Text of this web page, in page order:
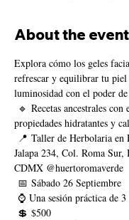
About the event
Explora cómo los geles
refrescar y equilibrar tu
luminosidad con el poder
🔹 Recetas ancestrales
propiedades hidratantes y
📍 Taller de Herbolaria en
Jalapa 234, Col. Roma Sur,
CDMX @huertoromaverde
📅 Sábado 26 Septiembre
⌚ Una sesión práctica de 3
💲 $500